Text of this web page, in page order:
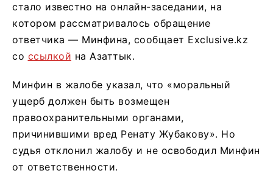
стало известно на онлайн-заседании, на
котором рассматривалось обращение
ответчика — Минфина, сообщает Exclusive.kz
со ссылкой на Азаттык.
Минфин в жалобе указал, что «моральный
ущерб должен быть возмещен
правоохранительными органами,
причинившими вред Ренату Жубакову». Но
судья отклонил жалобу и не освободил Минфин
от ответственности.